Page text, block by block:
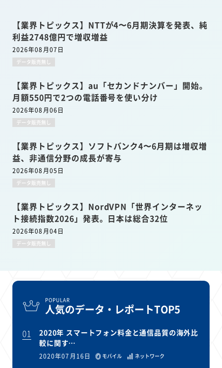
【業界トピックス】NTTが4〜6月期決算を発表、純
利益2748億円で増収増益
2026年08月07日
データ販売無し
【業界トピックス】au「セカンドナンバー」開始。
月額550円で2つの電話番号を使い分け
2026年08月06日
データ販売無し
【業界トピックス】ソフトバンク4〜6月期は増収増
益、非通信分野の成長が寄与
2026年08月05日
データ販売無し
【業界トピックス】NordVPN「世界インターネッ
ト接続指数2026」発表。日本は総合32位
2026年08月04日
データ販売無し
POPULAR
人気のデータ・レポートTOP5
01
2020年 スマートフォン料金と通信品質の海外比
較に関す…
2020年07月16日 モバイル ネットワーク